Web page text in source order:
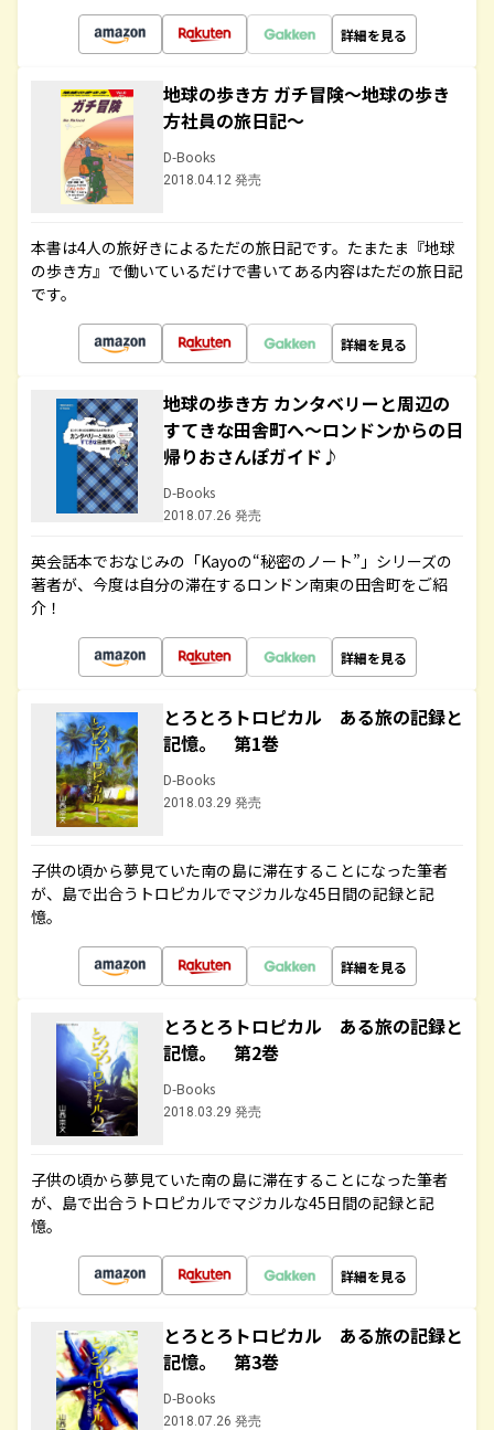
詳細を見る
地球の歩き方 ガチ冒険～地球の歩き
方社員の旅日記～
D-Books
2018.04.12 発売
本書は4人の旅好きによるただの旅日記です。たまたま『地球
の歩き方』で働いているだけで書いてある内容はただの旅日記
です。
詳細を見る
地球の歩き方 カンタベリーと周辺の
すてきな田舎町へ～ロンドンからの日
帰りおさんぽガイド♪
D-Books
2018.07.26 発売
英会話本でおなじみの「Kayoの“秘密のノート”」シリーズの
著者が、今度は自分の滞在するロンドン南東の田舎町をご紹
介！
詳細を見る
とろとろトロピカル ある旅の記録と
記憶。 第1巻
D-Books
2018.03.29 発売
子供の頃から夢見ていた南の島に滞在することになった筆者
が、島で出合うトロピカルでマジカルな45日間の記録と記
憶。
詳細を見る
とろとろトロピカル ある旅の記録と
記憶。 第2巻
D-Books
2018.03.29 発売
子供の頃から夢見ていた南の島に滞在することになった筆者
が、島で出合うトロピカルでマジカルな45日間の記録と記
憶。
詳細を見る
とろとろトロピカル ある旅の記録と
記憶。 第3巻
D-Books
2018.07.26 発売